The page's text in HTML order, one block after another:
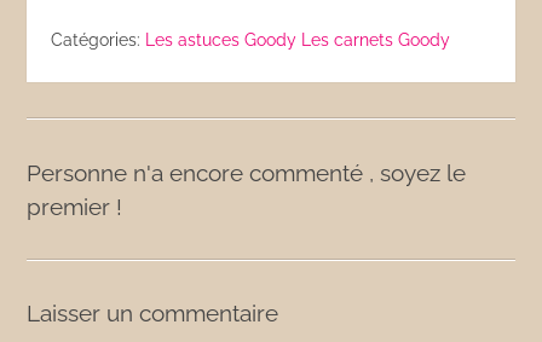
Catégories: Les astuces Goody Les carnets Goody
Personne n'a encore commenté , soyez le
premier !
Laisser un commentaire